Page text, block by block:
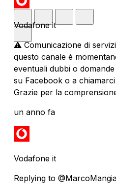
Vodafone it
⚠️ Comunicazione di
questo canale è
eventuali dubbi o
su Facebook o a
Grazie per la
un anno fa
Vodafone it
Replying to